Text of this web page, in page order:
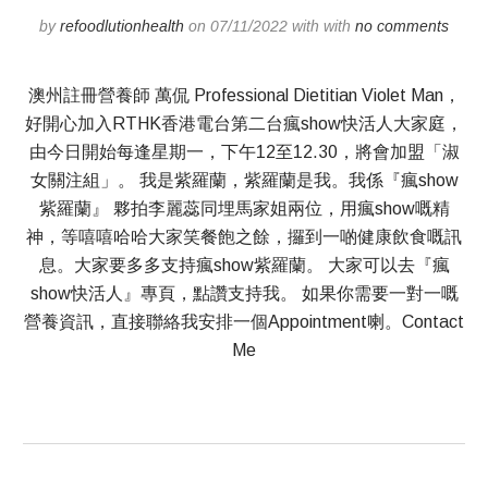
byrefoodlutionhealth on 07/11/2022 with with no comments
澳州註冊營養師 萬侃 Professional Dietitian Violet Man，
好開心加入RTHK香港電台第二台瘋show快活人大家庭，
由今日開始每逢星期一，下午12至12.30，將會加盟「淑
女關注組」。 我是紫羅蘭，紫羅蘭是我。我係『瘋show
紫羅蘭』 夥拍李麗蕊同埋馬家姐兩位，用瘋show嘅精
神，等嘻嘻哈哈大家笑餐飽之餘，攞到一啲健康飲食嘅訊
息。大家要多多支持瘋show紫羅蘭。 大家可以去『瘋
show快活人』專頁，點讚支持我。 如果你需要一對一嘅
營養資訊，直接聯絡我安排一個Appointment喇。Contact
Me